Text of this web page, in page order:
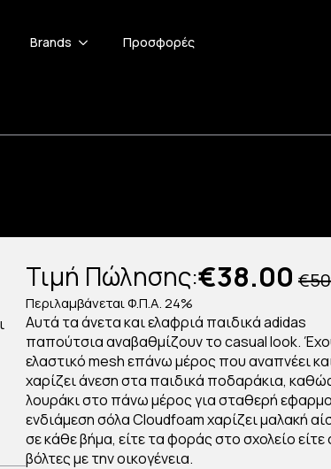
Brands Προσφορές
Τιμή Πώλησης: €
Original
price
was:
€50.00.
€38.00
Η
τρέχουσα
τιμή
είναι:
€38.00.
Περιλαμβάνεται Φ.Π.Α. 24%
Αυτά τα άνετα και ελαφριά παιδικά adidas
παπούτσια αναβαθμίζουν το casual look.
ελαστικό mesh επάνω μέρος που αναπνέει
χαρίζει άνεση στα παιδικά ποδαράκια,
λουράκι στο πάνω μέρος για σταθερή
ενδιάμεση σόλα Cloudfoam χαρίζει μαλακή
σε κάθε βήμα, είτε τα φοράς στο σχολείο είτε
βόλτες με την οικογένεια.